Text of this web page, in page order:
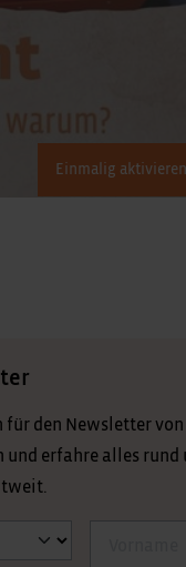
Einmalig aktivieren
für den Newsletter von
und erfahre alles rund